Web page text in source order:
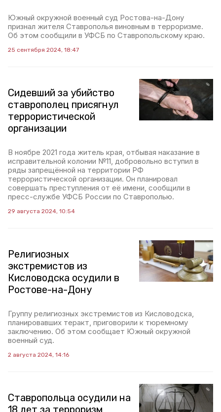
Южный окружной военный суд Ростова-на-Дону
признал жителя Ставрополья виновным в терроризме.
Об этом сообщили в УФСБ по Ставропольскому краю.
25 сентября 2024, 18:47
Сидевший за убийство
ставрополец присягнул
террористической
организации
В ноябре 2021 года житель края, отбывая наказание в
исправительной колонии №11, добровольно вступил в
ряды запрещённой на территории РФ
террористической организации. Он планировал
совершать преступления от её имени, сообщили в
пресс-службе УФСБ России по Ставрополью.
29 августа 2024, 10:54
Религиозных
экстремистов из
Кисловодска осудили в
Ростове-на-Дону
Группу религиозных экстремистов из Кисловодска,
планировавших теракт, приговорили к тюремному
заключению. Об этом сообщает Южный окружной
военный суд.
2 августа 2024, 14:16
Ставропольца осудили на
18 лет за терроризм